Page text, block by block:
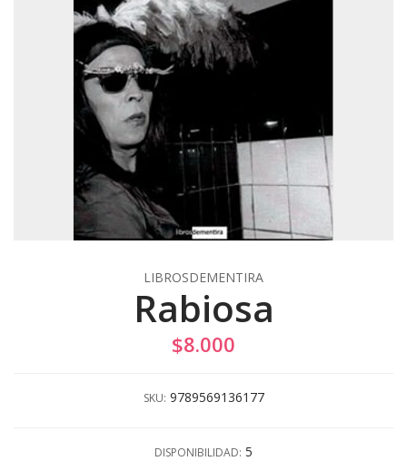
LIBROSDEMENTIRA
Rabiosa
$8.000
SKU: 9789569136177
DISPONIBILIDAD: 5